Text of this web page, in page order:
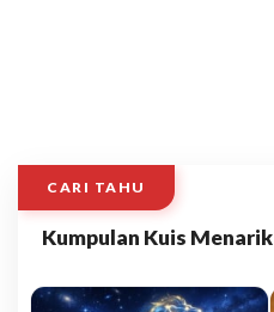
CARI TAHU
Kumpulan Kuis Menarik